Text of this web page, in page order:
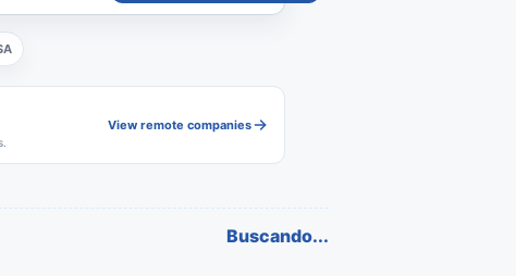
View remote companies
Buscando...